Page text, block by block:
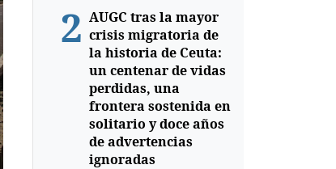
2 AUGC tras la mayor
crisis migratoria de
la historia de Ceuta:
un centenar de vidas
perdidas, una
frontera sostenida en
solitario y doce años
de advertencias
ignoradas